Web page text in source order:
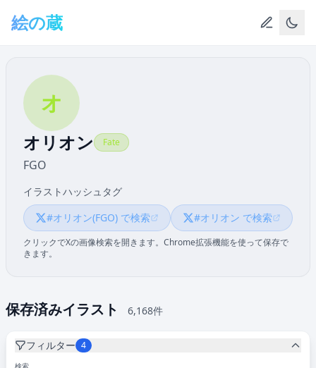
絵の蔵
オ
オリオン Fate
FGO
イラストハッシュタグ
#オリオン(FGO) で検索
#オリオン で検索
クリックでXの画像検索を開きます。Chrome拡張機能を使って保存で
きます。
保存済みイラスト 6,168件
フィルター 4
検索